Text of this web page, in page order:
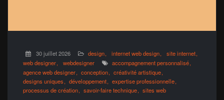
30 juillet 2026 design internet web design
site internet
web designer
webdesigner
accompagnement personnalisé
agence web designer
conception
créativité artistique
designs uniques
développement
expertise professionnelle
processus de création
savoir-faire technique sites web